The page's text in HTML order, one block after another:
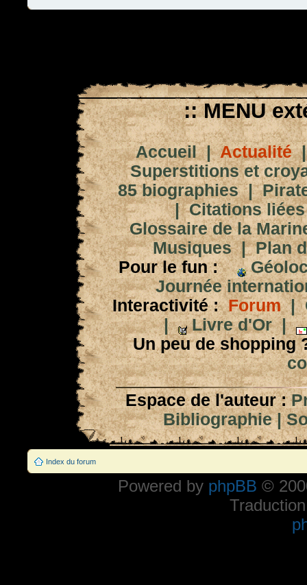
:: MENU
Accueil|Actualité
Superstitions et
85 biographies|
|Citations
Glossaire de la
Musiques|Plan
Pour le fun :
Journée
Interactivité : Forum|
|
Livre d'Or|
Un peu de shopping
Espace de l'auteur :
Bibliographie|
Index du forum
Powered by phpBB ©